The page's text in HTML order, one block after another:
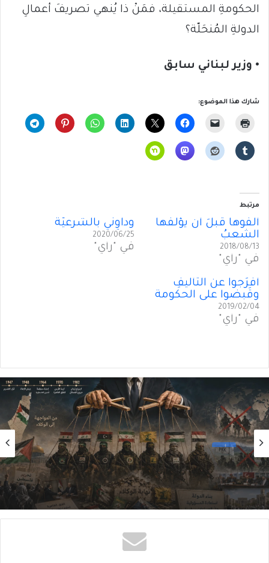
الحكومةِ المستقيلة، فمَنْ ذا يُنهي تصريفَ أعمالِ
الدولةِ المُنحَلّة؟
• وزير لبناني سابق
شارك هذا الموضوع:
مرتبط
ألِّفوها قبلَ أن يؤلِّفَها
الشعبُ
2018/08/13
في "رأي"
وداوِني بالشرعيّة
2020/06/25
في "رأي"
أَفرَجوا عن التأليفِ
وقَبضوا على الحكومة
2019/02/04
في "رأي"
رأي
2026/08/06
سقوطُ “الأذرُع”: هل انتهى زمنُ الوكلاء؟